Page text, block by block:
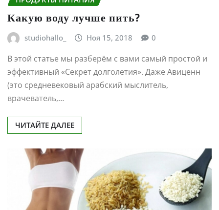
Какую воду лучше пить?
studiohallo_ Ноя 15, 2018 0
В этой статье мы разберём с вами самый простой и
эффективный «Секрет долголетия». Даже Авиценн
(это средневековый арабский мыслитель,
врачеватель,…
ЧИТАЙТЕ ДАЛЕЕ